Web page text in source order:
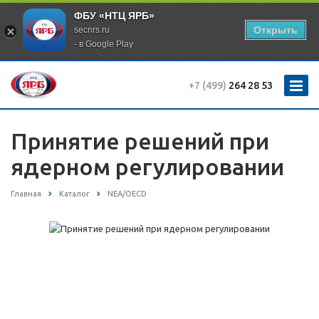
ФБУ «НТЦ ЯРБ»
secnrs.ru
- в Google Play
Открыть
+7 (499) 264 28 53
Принятие решений при
ядерном регулировании
Главная Каталог NEA/OECD